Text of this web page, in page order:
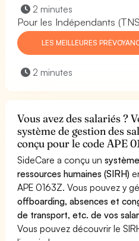
2 minutes
Pour les Indépendants
LES MEILLEURES
2 minutes
Vous avez des salariés ?
système de gestion des
conçu pour le code APE
SideCare a conçu un
ressources humaines (SIRH)
APE 0163Z. Vous pouvez y
offboarding, absences et
de transport, etc. de vos
Vous pouvez découvrir le